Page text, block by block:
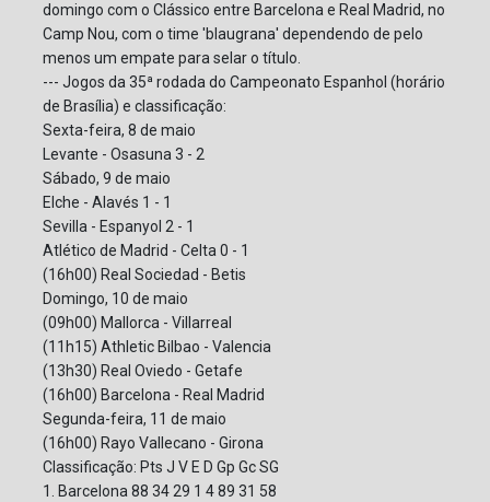
domingo com o Clássico entre Barcelona e Real Madrid, no
Camp Nou, com o time 'blaugrana' dependendo de pelo
menos um empate para selar o título.
--- Jogos da 35ª rodada do Campeonato Espanhol (horário
de Brasília) e classificação:
Sexta-feira, 8 de maio
Levante - Osasuna 3 - 2
Sábado, 9 de maio
Elche - Alavés 1 - 1
Sevilla - Espanyol 2 - 1
Atlético de Madrid - Celta 0 - 1
(16h00) Real Sociedad - Betis
Domingo, 10 de maio
(09h00) Mallorca - Villarreal
(11h15) Athletic Bilbao - Valencia
(13h30) Real Oviedo - Getafe
(16h00) Barcelona - Real Madrid
Segunda-feira, 11 de maio
(16h00) Rayo Vallecano - Girona
Classificação: Pts J V E D Gp Gc SG
1. Barcelona 88 34 29 1 4 89 31 58